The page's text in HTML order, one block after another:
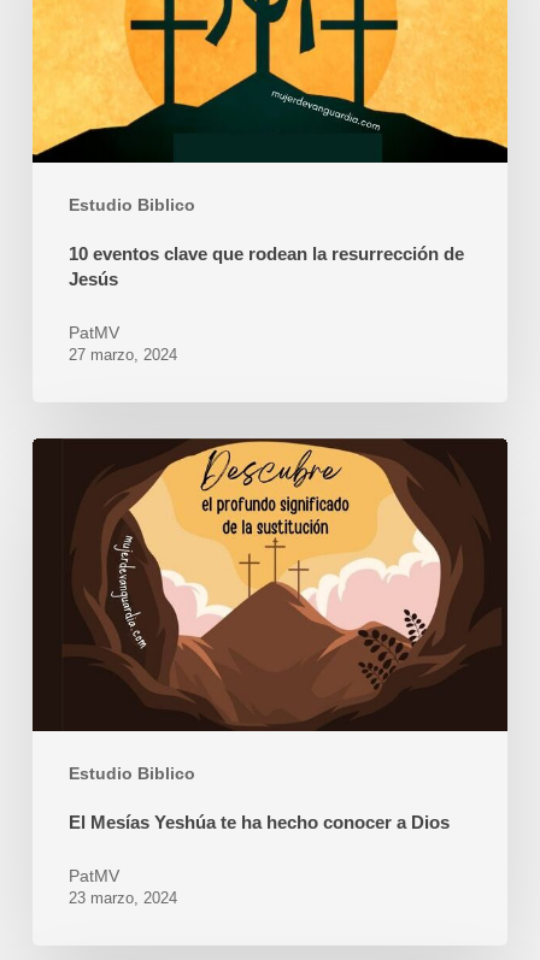
Estudio Biblico
Jesús
10 eventos clave que rodean la resurrección de
Jesús
PatMV
27 marzo, 2024
Estudio Biblico
Mesías
conocer
Dios
El Mesías Yeshúa te ha hecho conocer a Dios
PatMV
23 marzo, 2024